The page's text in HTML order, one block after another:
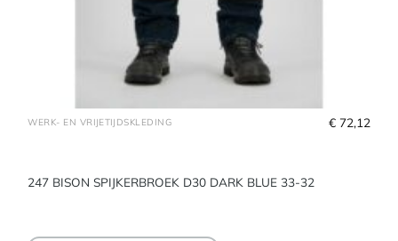
WERK- EN VRIJETIJDSKLEDING
247 BISON SPIJKERBROEK D30 DARK BLUE 33-32
€ 72,12